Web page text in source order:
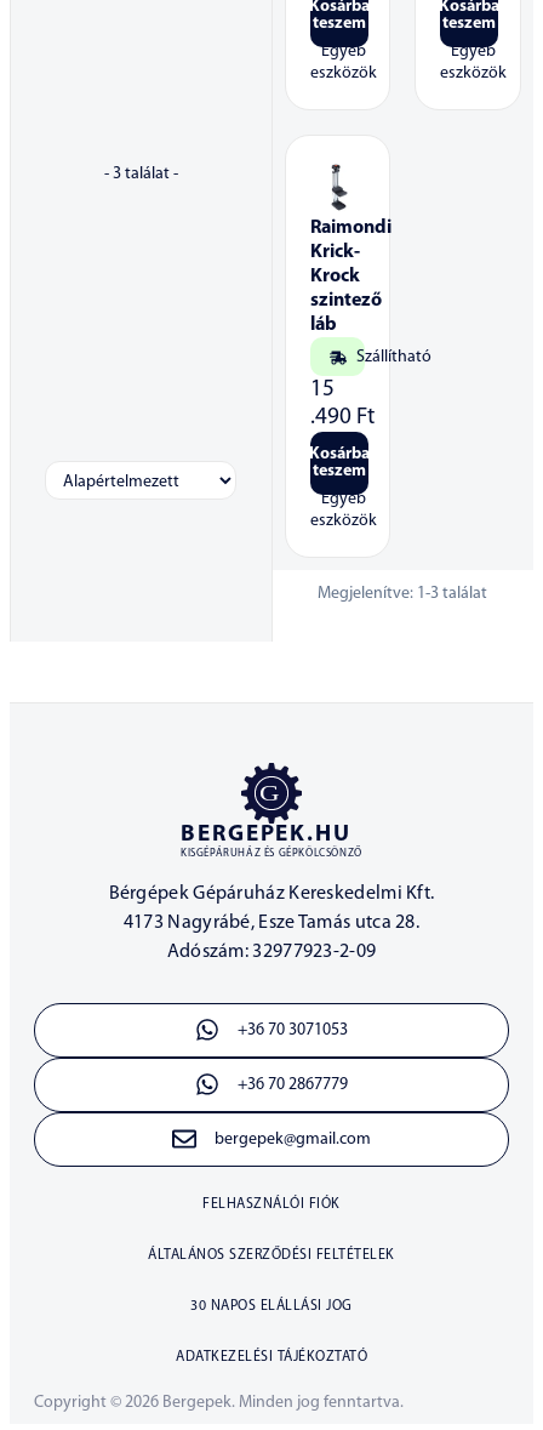
- 3találat -
Kosárba
teszem
Egyéb
eszközök
Kosárba
teszem
Egyéb
eszközök
Raimondi
Krick-
Krock
szintező
láb
Szállítható
15
.490 Ft
Kosárba
teszem
Egyéb
eszközök
Megjelenítve: 1-3 találat
BERGEPEK.HU
KISGÉPÁRUHÁZ ÉS GÉPKÖLCSÖNZŐ
Bérgépek Gépáruház Kereskedelmi Kft.
4173 Nagyrábé, Esze Tamás utca 28.
Adószám: 32977923-2-09
+36 70 3071053
+36 70 2867779
bergepek@gmail.com
FELHASZNÁLÓI FIÓK
ÁLTALÁNOS SZERZŐDÉSI FELTÉTELEK
30 NAPOS ELÁLLÁSI JOG
ADATKEZELÉSI TÁJÉKOZTATÓ
Copyright © 2026 Bergepek. Minden jog fenntartva.